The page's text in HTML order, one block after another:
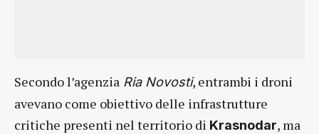
Secondo l’agenzia Ria Novosti, entrambi i droni
avevano come obiettivo delle infrastrutture
critiche presenti nel territorio di Krasnodar, ma